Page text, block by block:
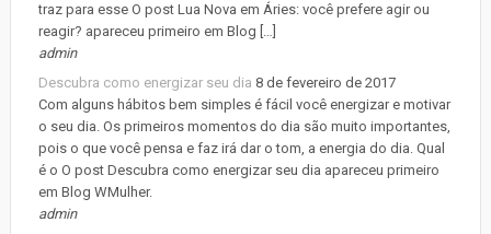
traz para esse O post Lua Nova em Áries: você prefere agir ou
reagir? apareceu primeiro em Blog […]
admin
Descubra como energizar seu dia 8 de fevereiro de 2017
Com alguns hábitos bem simples é fácil você energizar e motivar
o seu dia. Os primeiros momentos do dia são muito importantes,
pois o que você pensa e faz irá dar o tom, a energia do dia. Qual
é o O post Descubra como energizar seu dia apareceu primeiro
em Blog WMulher.
admin